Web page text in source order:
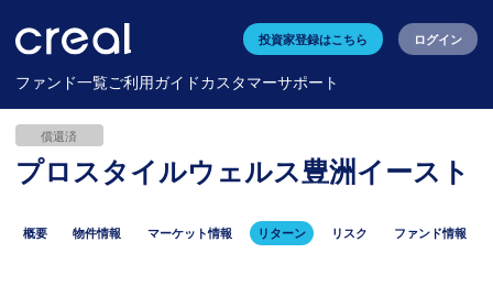
投資家登録はこちら ログイン
ファンド一覧ご利用ガイドカスタマーサポート
償還済
プロスタイルウェルス豊洲イースト
概要 物件情報 マーケット情報 リターン リスク ファンド情報